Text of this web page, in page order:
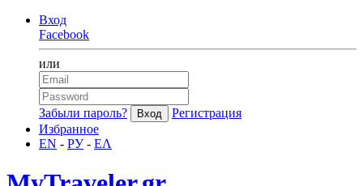
Вход
Facebook
или
Забыли пароль?
Регистрация
Избранное
EN - РУ- ΕΛ